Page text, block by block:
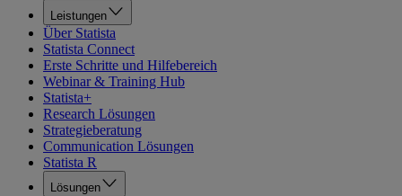
Leistungen
Über Statista
Statista Connect
Erste Schritte und Hilfebereich
Webinar & Training Hub
Statista+
Research Lösungen
Strategieberatung
Communication Lösungen
Statista R
Lösungen